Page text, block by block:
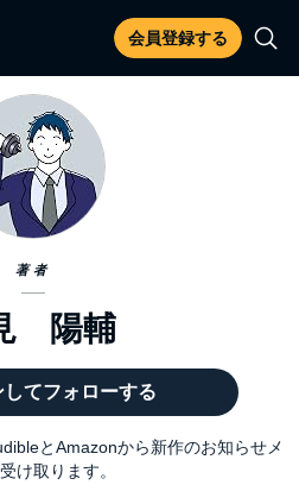
会員登録する
著者
陽輔
てフォローする
とAmazonから新作のお知らせメ
け取ります。